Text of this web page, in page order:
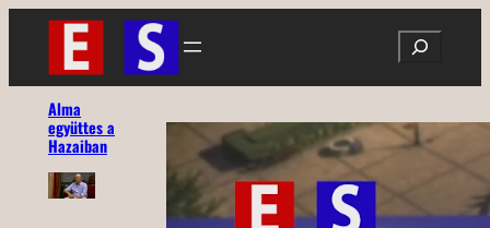
Ugrás
tartalomhoz
Search
Alma
együttes a
Hazaiban